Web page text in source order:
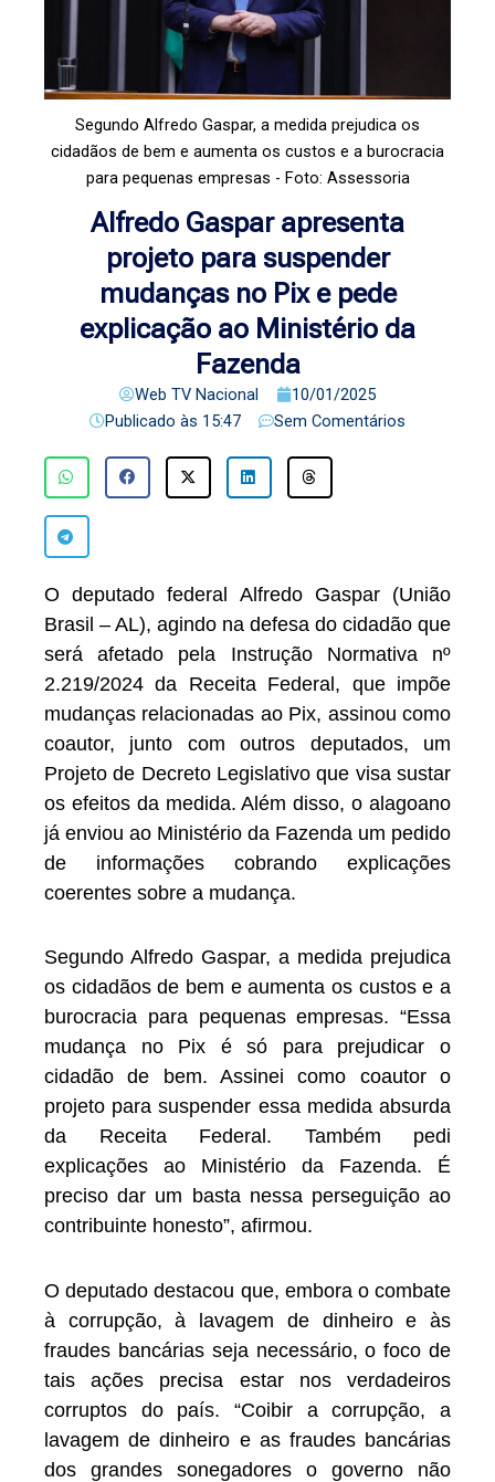
Segundo Alfredo Gaspar, a medida prejudica os
cidadãos de bem e aumenta os custos e a burocracia
para pequenas empresas - Foto: Assessoria
Alfredo Gaspar apresenta
projeto para suspender
mudanças no Pix e pede
explicação ao Ministério da
Fazenda
Web TV Nacional
10/01/2025
Publicado às 15:47 Sem Comentários
O deputado federal Alfredo Gaspar (União
Brasil – AL), agindo na defesa do cidadão que
será afetado pela Instrução Normativa nº
2.219/2024 da Receita Federal, que impõe
mudanças relacionadas ao Pix, assinou como
coautor, junto com outros deputados, um
Projeto de Decreto Legislativo que visa sustar
os efeitos da medida. Além disso, o alagoano
já enviou ao Ministério da Fazenda um pedido
de informações cobrando explicações
coerentes sobre a mudança.
Segundo Alfredo Gaspar, a medida prejudica
os cidadãos de bem e aumenta os custos e a
burocracia para pequenas empresas. “Essa
mudança no Pix é só para prejudicar o
cidadão de bem. Assinei como coautor o
projeto para suspender essa medida absurda
da Receita Federal. Também pedi
explicações ao Ministério da Fazenda. É
preciso dar um basta nessa perseguição ao
contribuinte honesto”, afirmou.
O deputado destacou que, embora o combate
à corrupção, à lavagem de dinheiro e às
fraudes bancárias seja necessário, o foco de
tais ações precisa estar nos verdadeiros
corruptos do país. “Coibir a corrupção, a
lavagem de dinheiro e as fraudes bancárias
dos grandes sonegadores o governo não